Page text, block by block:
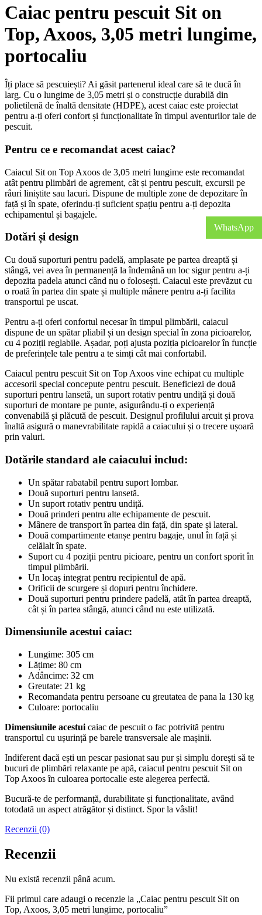
Caiac pentru pescuit Sit on
Top, Axoos, 3,05 metri lungime,
portocaliu
Îți place să pescuiești? Ai găsit partenerul ideal care să te ducă în
larg. Cu o lungime de 3,05 metri și o construcție durabilă din
polietilenă de înaltă densitate (HDPE), acest caiac este proiectat
pentru a-ți oferi confort și funcționalitate în timpul aventurilor tale de
pescuit.
Pentru ce e recomandat acest caiac?
Caiacul Sit on Top Axoos de 3,05 metri lungime este recomandat
atât pentru plimbări de agrement, cât și pentru pescuit, excursii pe
râuri liniștite sau lacuri. Dispune de multiple zone de depozitare în
față și în spate, oferindu-ți suficient spațiu pentru a-ți depozita
echipamentul și bagajele.
Dotări și design
Cu două suporturi pentru padelă, amplasate pe partea dreaptă și
stângă, vei avea în permanență la îndemână un loc sigur pentru a-ți
depozita padela atunci când nu o folosești. Caiacul este prevăzut cu
o roată în partea din spate și multiple mânere pentru a-ți facilita
transportul pe uscat.
Pentru a-ți oferi confortul necesar în timpul plimbării, caiacul
dispune de un spătar pliabil și un design special în zona picioarelor,
cu 4 poziții reglabile. Așadar, poți ajusta poziția picioarelor în funcție
de preferințele tale pentru a te simți cât mai confortabil.
Caiacul pentru pescuit Sit on Top Axoos vine echipat cu multiple
accesorii special concepute pentru pescuit. Beneficiezi de două
suporturi pentru lansetă, un suport rotativ pentru undiță și două
suporturi de montare pe punte, asigurându-ți o experiență
convenabilă și plăcută de pescuit. Designul profilului arcuit și prova
înaltă asigură o manevrabilitate rapidă a caiacului și o trecere ușoară
prin valuri.
Dotările standard ale caiacului includ:
Un spătar rabatabil pentru suport lombar.
Două suporturi pentru lansetă.
Un suport rotativ pentru undiță.
Două prinderi pentru alte echipamente de pescuit.
Mânere de transport în partea din față, din spate și lateral.
Două compartimente etanșe pentru bagaje, unul în față și
celălalt în spate.
Suport cu 4 poziții pentru picioare, pentru un confort sporit în
timpul plimbării.
Un locaș integrat pentru recipientul de apă.
Orificii de scurgere și dopuri pentru închidere.
Două suporturi pentru prindere padelă, atât în partea dreaptă,
cât și în partea stângă, atunci când nu este utilizată.
Dimensiunile acestui caiac:
Lungime: 305 cm
Lățime: 80 cm
Adâncime: 32 cm
Greutate: 21 kg
Recomandata pentru persoane cu greutatea de pana la 130 kg
Culoare: portocaliu
Dimensiunile acestui caiac de pescuit o fac potrivită pentru
transportul cu ușurință pe barele transversale ale mașinii.
Indiferent dacă ești un pescar pasionat sau pur și simplu dorești să te
bucuri de plimbări relaxante pe apă, caiacul pentru pescuit Sit on
Top Axoos în culoarea portocalie este alegerea perfectă.
Bucură-te de performanță, durabilitate și funcționalitate, având
totodată un aspect atrăgător și distinct. Spor la vâslit!
Recenzii (0)
Recenzii
Nu există recenzii până acum.
Fii primul care adaugi o recenzie la „Caiac pentru pescuit Sit on
Top, Axoos, 3,05 metri lungime, portocaliu”
WhatsApp